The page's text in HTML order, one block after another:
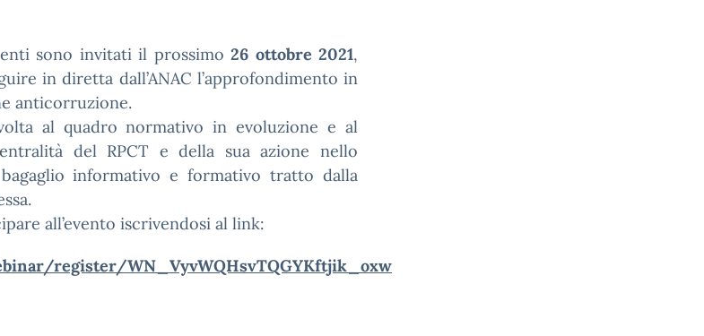
sono invitati il prossimo26 ottobre 2021,
in diretta dall’ANAC l’approfondimento in
anticorruzione.
al quadro normativo in evoluzione e al
del RPCT e della sua azione nello
informativo e formativo tratto dalla
all’evento iscrivendosi al link:
register/WN_VyvWQHsvTQGYKftjik_oxw